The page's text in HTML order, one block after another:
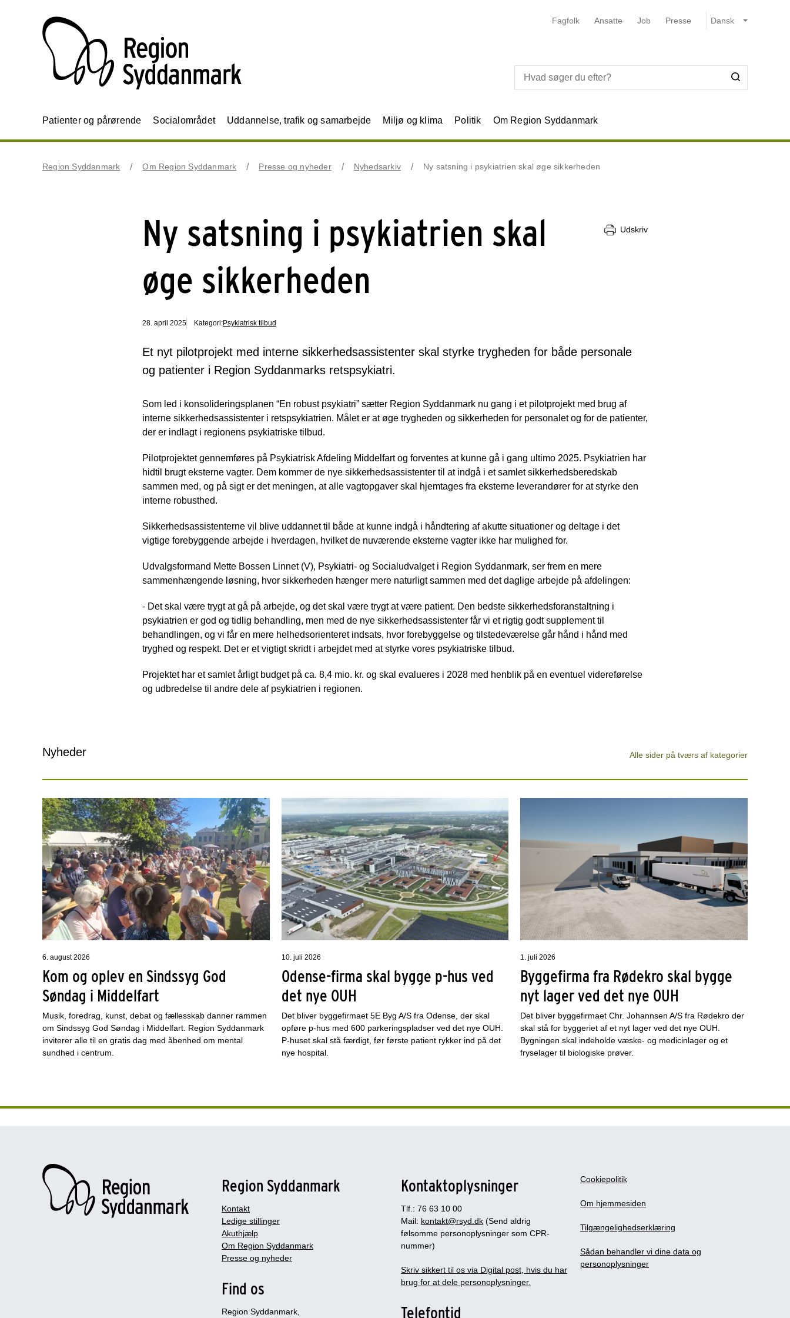
Fagfolk Ansatte Job Presse
Patienter og pårørende Socialområdet Uddannelse, trafik og samarbejde Miljø og klima Politik Om Region Syddanmark
Region Syddanmark Om Region Syddanmark Presse og nyheder Nyhedsarkiv Ny satsning i psykiatrien skal øge sikkerheden
Ny satsning i psykiatrien skal
øge sikkerheden
Udskriv
28. april 2025 Kategori:Psykiatrisk tilbud
Et nyt pilotprojekt med interne sikkerhedsassistenter skal styrke trygheden for både personale
og patienter i Region Syddanmarks retspsykiatri.
Som led i konsolideringsplanen “En robust psykiatri” sætter Region Syddanmark nu gang i et pilotprojekt med brug af
interne sikkerhedsassistenter i retspsykiatrien. Målet er at øge trygheden og sikkerheden for personalet og for de patienter,
der er indlagt i regionens psykiatriske tilbud.
Pilotprojektet gennemføres på Psykiatrisk Afdeling Middelfart og forventes at kunne gå i gang ultimo 2025. Psykiatrien har
hidtil brugt eksterne vagter. Dem kommer de nye sikkerhedsassistenter til at indgå i et samlet sikkerhedsberedskab
sammen med, og på sigt er det meningen, at alle vagtopgaver skal hjemtages fra eksterne leverandører for at styrke den
interne robusthed.
Sikkerhedsassistenterne vil blive uddannet til både at kunne indgå i håndtering af akutte situationer og deltage i det
vigtige forebyggende arbejde i hverdagen, hvilket de nuværende eksterne vagter ikke har mulighed for.
Udvalgsformand Mette Bossen Linnet (V), Psykiatri- og Socialudvalget i Region Syddanmark, ser frem en mere
sammenhængende løsning, hvor sikkerheden hænger mere naturligt sammen med det daglige arbejde på afdelingen:
- Det skal være trygt at gå på arbejde, og det skal være trygt at være patient. Den bedste sikkerhedsforanstaltning i
psykiatrien er god og tidlig behandling, men med de nye sikkerhedsassistenter får vi et rigtig godt supplement til
behandlingen, og vi får en mere helhedsorienteret indsats, hvor forebyggelse og tilstedeværelse går hånd i hånd med
tryghed og respekt. Det er et vigtigt skridt i arbejdet med at styrke vores psykiatriske tilbud.
Projektet har et samlet årligt budget på ca. 8,4 mio. kr. og skal evalueres i 2028 med henblik på en eventuel videreførelse
og udbredelse til andre dele af psykiatrien i regionen.
Nyheder Alle sider på tværs af kategorier
6. august 2026
Kom og oplev en Sindssyg God
Søndag i Middelfart
Musik, foredrag, kunst, debat og fællesskab danner rammen
om Sindssyg God Søndag i Middelfart. Region Syddanmark
inviterer alle til en gratis dag med åbenhed om mental
sundhed i centrum.
10. juli 2026
Odense-firma skal bygge p-hus ved
det nye OUH
Det bliver byggefirmaet 5E Byg A/S fra Odense, der skal
opføre p-hus med 600 parkeringspladser ved det nye OUH.
P-huset skal stå færdigt, før første patient rykker ind på det
nye hospital.
1. juli 2026
Byggefirma fra Rødekro skal bygge
nyt lager ved det nye OUH
Det bliver byggefirmaet Chr. Johannsen A/S fra Rødekro der
skal stå for byggeriet af et nyt lager ved det nye OUH.
Bygningen skal indeholde væske- og medicinlager og et
fryselager til biologiske prøver.
Region Syddanmark
Kontakt
Ledige stillinger
Akuthjælp
Om Region Syddanmark
Presse og nyheder
Find os
Region Syddanmark,
Kontaktoplysninger
Tlf.: 76 63 10 00
Mail: kontakt@rsyd.dk (Send aldrig
følsomme personoplysninger som CPR-
nummer)
Skriv sikkert til os via Digital post, hvis du har
brug for at dele personoplysninger.
Telefontid
Cookiepolitik
Om hjemmesiden
Tilgængelighedserklæring
Sådan behandler vi dine data og
personoplysninger